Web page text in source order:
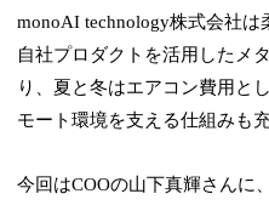
monoAI technology株式会社は
自社プロダクトを活用したメ
り、夏と冬はエアコン費用と
モート環境を支える仕組みも
今回はCOOの山下真輝さんに